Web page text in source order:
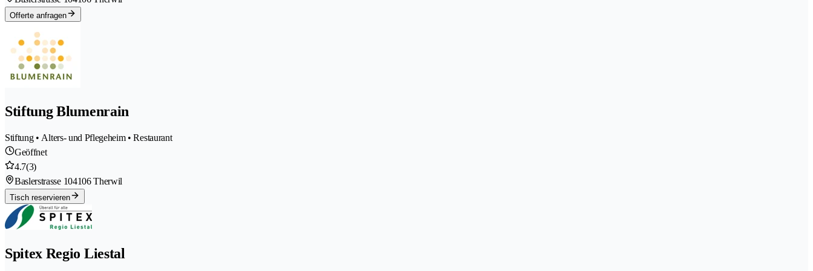
Offerte anfragen
Stiftung Blumenrain
Stiftung • Alters- und Pflegeheim • Restaurant
Geöffnet
4.7(3)
Baslerstrasse 104106 Therwil
Tisch reservieren
Spitex Regio Liestal